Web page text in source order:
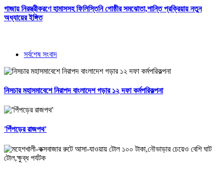
গাজায় নিরস্ত্রীকরণে হামাসসহ ফিলিস্তিনি গোষ্ঠীর সমঝোতা,শান্তি প্রক্রিয়ায় নতুন
অধ্যায়ের ইঙ্গিত
সর্বশেষ সংবাদ
নিসচার মহাসমাবেশে নিরাপদ বাংলাদেশ গড়ার ১২ দফা কর্মপরিকল্পনা
'পিঁপড়ের রাজপথ'